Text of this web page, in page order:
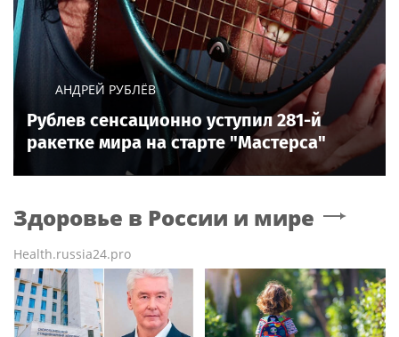
АНДРЕЙ РУБЛЁВ
Рублев сенсационно уступил 281-й
ракетке мира на старте "Мастерса"
Здоровье в России и мире
Health.russia24.pro